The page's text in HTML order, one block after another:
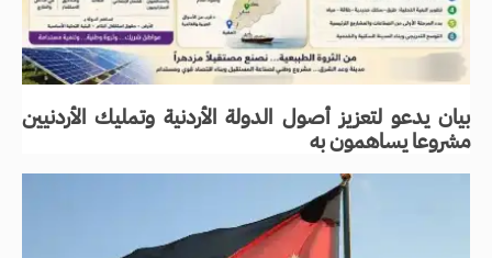
بيان يدعو لتعزيز أصول الدولة الأردنية وتمليك الأردنيين
مشروعا يساهمون به